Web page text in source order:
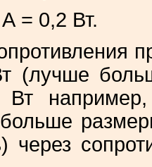
= 0,2 Вт.
(лучше
Вт
через